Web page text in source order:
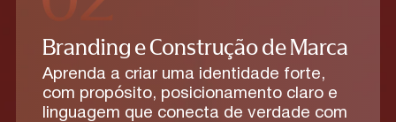
Branding e Construção de Marca
Aprenda a criar uma identidade forte,
com propósito, posicionamento claro e
linguagem que conecta de verdade com